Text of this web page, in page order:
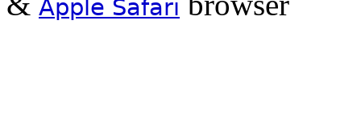
Apple Safari